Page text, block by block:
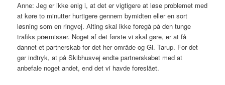
Anne: Jeg er ikke enig i, at det er vigtigere at løse problemet med
at køre to minutter hurtigere gennem bymidten eller en sort
løsning som en ringvej. Alting skal ikke foregå på den tunge
trafiks præmisser. Noget af det første vi skal gøre, er at få
dannet et partnerskab for det her område og Gl. Tarup. For det
gør indtryk, at på Skibhusvej endte partnerskabet med at
anbefale noget andet, end det vi havde foreslået.